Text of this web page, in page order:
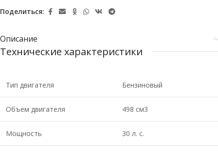
Поделиться:
Описание
Технические характеристики
Тип двигателя Бензиновый
Объем двигателя 498 см3
Мощность 30 л. с.